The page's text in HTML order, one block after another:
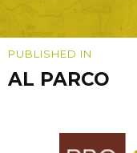
Navigazione
articoli
PUBLISHED IN
AL PARCO